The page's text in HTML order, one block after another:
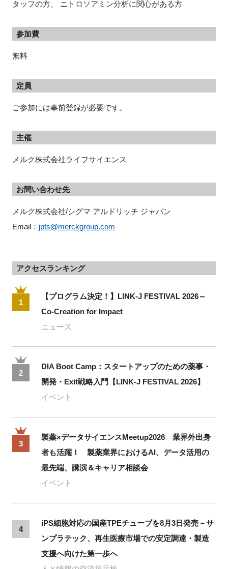
タッフの方、 ニトロソアミン分析に関⼼がある⽅
参加費
無料
定員
ご参加には事前登録が必要です。
主催
メルク株式会社ライフサイエンス
お問い合わせ先
メルク株式会社/シグマ アルドリッチ ジャパン
Email： jpts@merckgroup.com
アクセスランキング
1
【プログラム決定！】LINK-J FESTIVAL 2026～
Co-Creation for Impact
ニュース
2
DIA Boot Camp：スタートアップのための薬事・
開発・Exit戦略入門【LINK-J FESTIVAL 2026】
イベント
3
製薬×データサイエンスMeetup2026 業界外出身
者も活躍！ 製薬業界におけるAI、データ活用の
最先端、講演＆キャリア相談会
イベント
4
iPS細胞対応の国産TPEチューブを8月3日発売－サ
ンプラテック、再生医療市場での安定調達・製造
支援へ向けた第一歩へ